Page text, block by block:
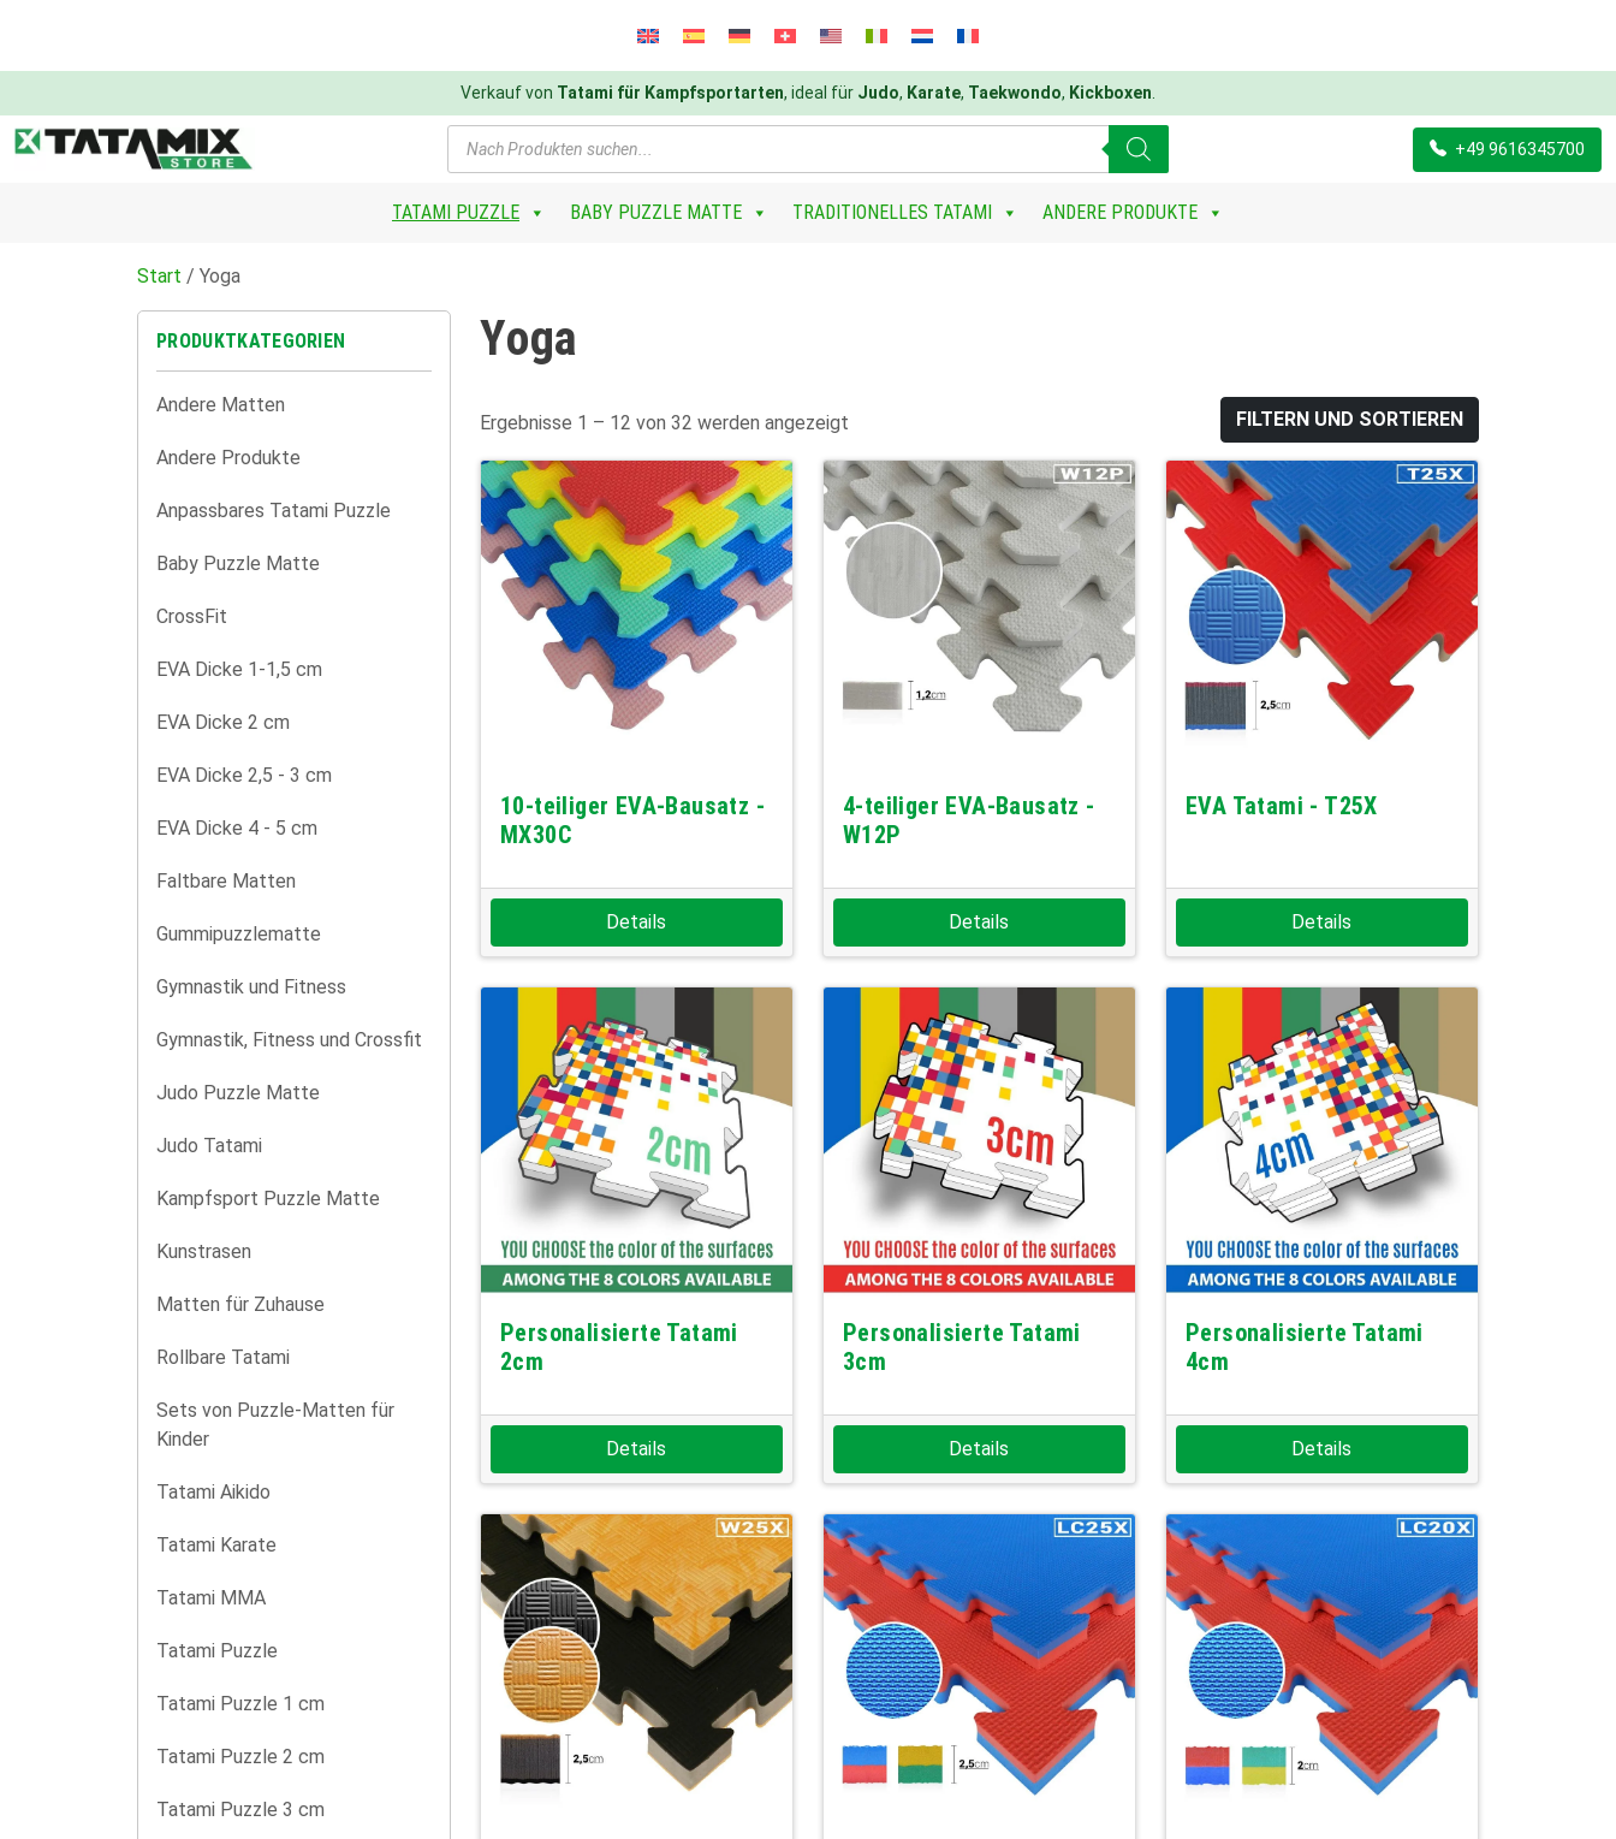
Verkauf von Tatami für Kampfsportarten, ideal für Judo, Karate, Taekwondo, Kickboxen
Products
search
+49 9616345700
TATAMI PUZZLE BABY PUZZLE MATTE TRADITIONELLES TATAMI ANDERE PRODUKTE
Start / Yoga
PRODUKTKATEGORIEN
Andere Matten
Andere Produkte
Anpassbares Tatami Puzzle
Baby Puzzle Matte
CrossFit
EVA Dicke 1-1,5 cm
EVA Dicke 2 cm
EVA Dicke 2,5 - 3 cm
EVA Dicke 4 - 5 cm
Faltbare Matten
Gummipuzzlematte
Gymnastik und Fitness
Gymnastik, Fitness und Crossfit
Judo Puzzle Matte
Judo Tatami
Kampfsport Puzzle Matte
Kunstrasen
Matten für Zuhause
Rollbare Tatami
Sets von Puzzle-Matten für
Kinder
Tatami Aikido
Tatami Karate
Tatami MMA
Tatami Puzzle
Tatami Puzzle 1 cm
Tatami Puzzle 2 cm
Tatami Puzzle 3 cm
Yoga
Ergebnisse 1 – 12 von 32 werden angezeigt FILTERN UND SORTIEREN
10-teiliger EVA-Bausatz -
MX30C
Details
4-teiliger EVA-Bausatz -
W12P
Details
EVA Tatami - T25X
Details
Personalisierte Tatami
2cm
Details
Personalisierte Tatami
3cm
Details
Personalisierte Tatami
4cm
Details